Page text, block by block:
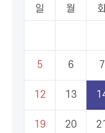
일 월
5 6 7
12 13
19 20 21